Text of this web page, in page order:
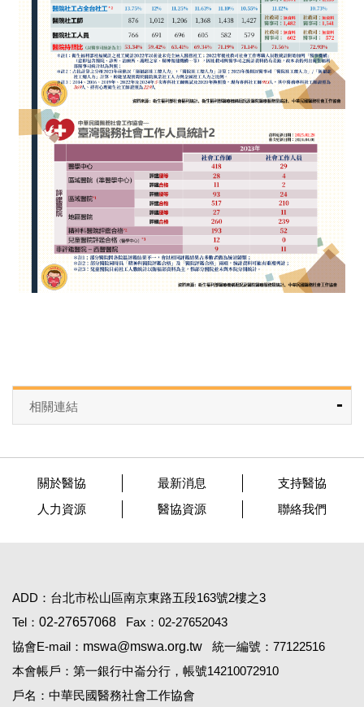
相關連結
關於醫協 最新消息
支持醫協
人力資源
醫協資源 聯絡我們
ADD：台北市松山區南京東路五段163號2樓之3
Tel： 02-27657068
Fax：02-27652043
協會E-mail： mswa@mswa.org.tw
統一編號：77122516
本會帳戶：第一銀行中崙分行，帳號14210072910
戶名：中華民國醫務社會工作協會